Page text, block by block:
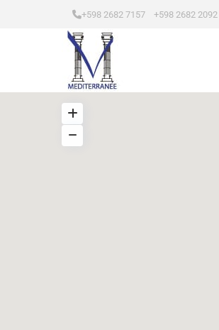
+598 2682 7157 +598 2682 2092